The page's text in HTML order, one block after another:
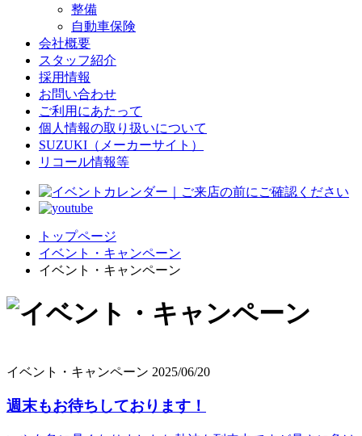
整備
自動車保険
会社概要
スタッフ紹介
採用情報
お問い合わせ
ご利用にあたって
個人情報の取り扱いについて
SUZUKI（メーカーサイト）
リコール情報等
トップページ
イベント・キャンペーン
イベント・キャンペーン
イベント・キャンペーン 2025/06/20
週末もお待ちしております！